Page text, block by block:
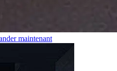
maintenant